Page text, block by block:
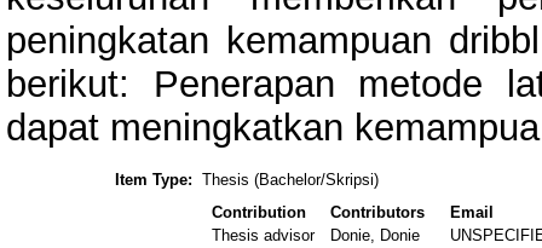
peningkatan kemampuan
berikut: Penerapan metode
dapat meningkatkan
Item Type: Thesis (Bachelor/Skripsi)
Contribution Contributors
Email
Thesis advisor
Donie, Donie